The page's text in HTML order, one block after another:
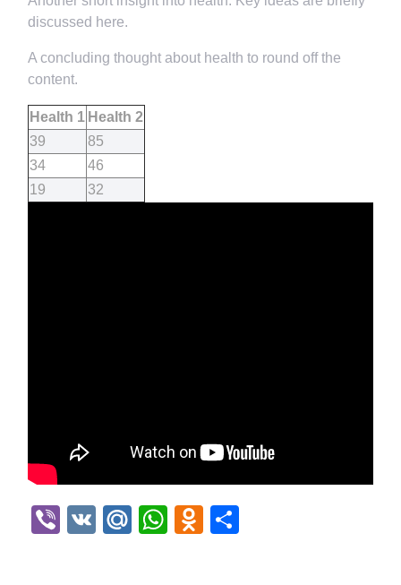
discussed here.
A concluding thought about health to round off the
content.
Health 1 Health 2
39
85
34
46
19
32
Viber
VK Mail.Ru
WhatsApp
Odnoklassniki